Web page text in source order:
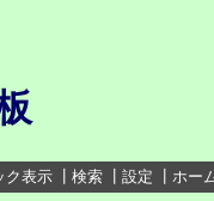
ク表示 検索 設定 ホー